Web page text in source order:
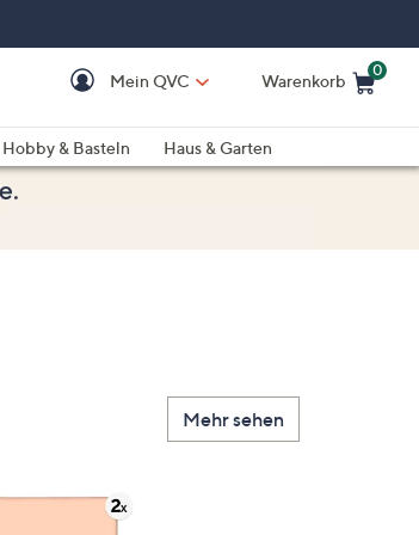
Mein QVC Warenkorb
0
Hobby & Basteln
Haus & Garten
Mehr sehen